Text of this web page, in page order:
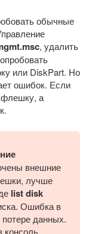
обычные
, удалить
или DiskPart. Но
ошибок. Если
флешку, а
внешние
лучше
list disk
Ошибка в
данных.
консоль